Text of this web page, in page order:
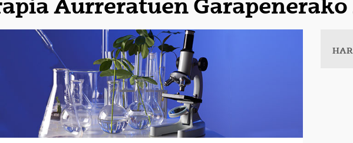
Aurreratuen